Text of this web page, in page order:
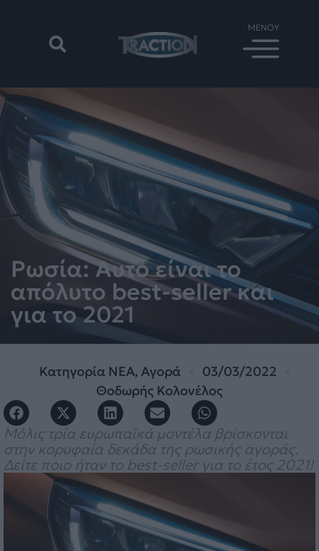
Ρωσία: Αυτό είναι το
απόλυτο best-seller και
για το 2021
Κατηγορία ΝΕΑ, Αγορά
03/03/2022
Θοδωρής Κολονέλος
Μόλις τρία ευρωπαϊκά μοντέλα βρίσκονται
στην κορυφαία δεκάδα της ρωσικής αγοράς.
Δείτε ποιο ήταν το best-seller για το έτος 2021!